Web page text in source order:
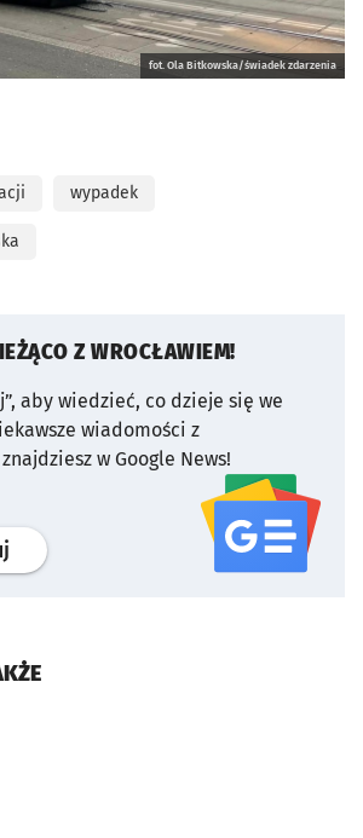
fot. Ola Bitkowska/świadek zdarzenia
wypadek
Z WROCŁAWIEM!
aby wiedzieć, co dzieje się we
wiadomości z
w Google News!
profil serwisu